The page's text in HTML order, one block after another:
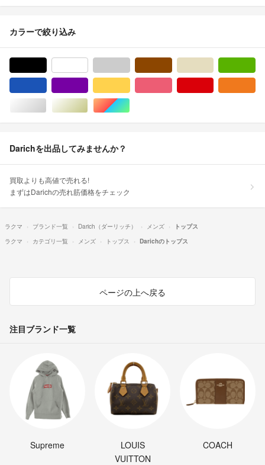
カラーで絞り込み
シルバー/銀色系ゴールド/金色系マルチカラー
Darichを出品してみませんか？
買取よりも高値で売れる!
まずはDarichの売れ筋価格をチェック
ラクマ ブランド一覧 Darich（ダーリッチ） メンズ
トップス
ラクマ
カテゴリ一覧 メンズ トップス Darichのトップス
ページの上へ戻る
注目ブランド一覧
Supreme
LOUIS
VUITTON
COACH